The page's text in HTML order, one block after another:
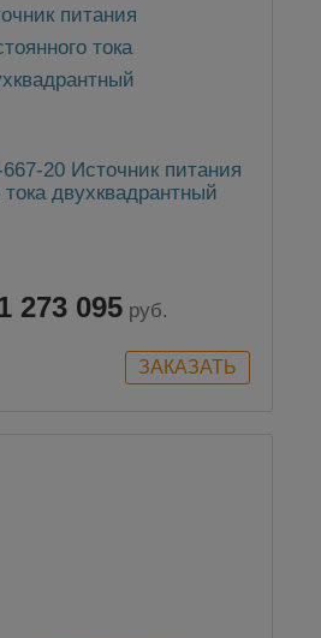
20 Источник питания
тока двухквадрантный
273 095 руб.